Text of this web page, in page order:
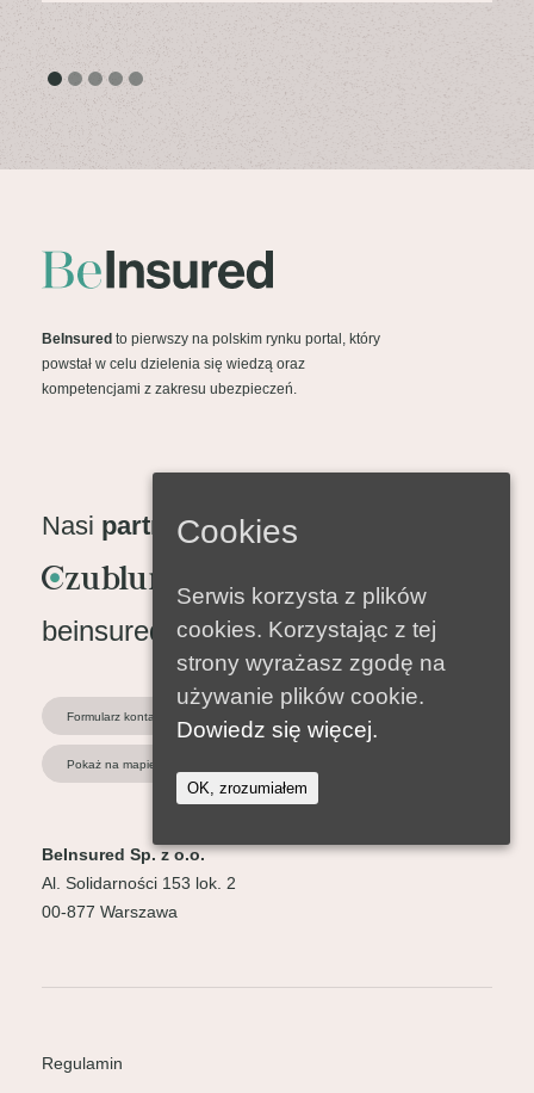
BeInsured to pierwszy na polskim rynku portal, który
powstał w celu dzielenia się wiedzą oraz
kompetencjami z zakresu ubezpieczeń.
Nasi partnerzy
beinsured@beinsured.pl
Formularz kontaktowy
Pokaż na mapie
BeInsured Sp. z o.o.
Al. Solidarności 153 lok. 2
00-877 Warszawa
Regulamin
Cookies
Serwis korzysta z plików
cookies. Korzystając z tej
strony wyrażasz zgodę na
używanie plików cookie.
Dowiedz się więcej.
OK, zrozumiałem